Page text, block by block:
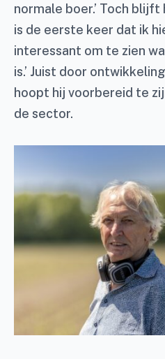
normale boer.’ Toch blijft
is de eerste keer dat ik
interessant om te zien
is.’ Juist door
hoopt hij voorbereid te
de sector.